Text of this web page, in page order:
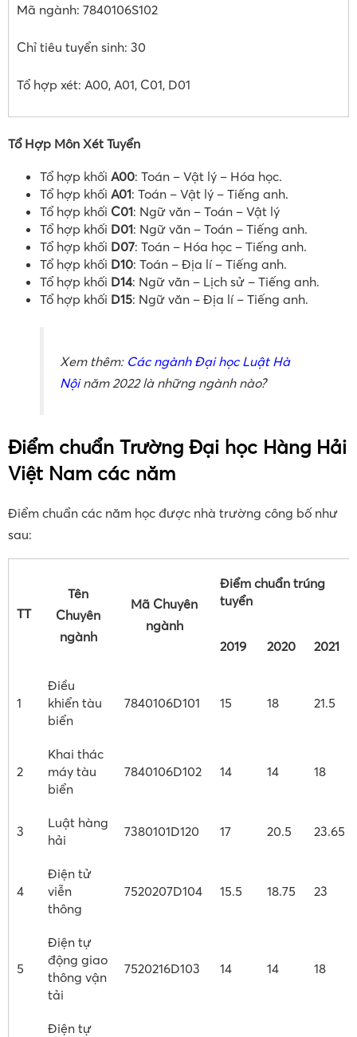
Mã ngành: 7840106S102
Chỉ tiêu tuyển sinh: 30
Tổ hợp xét: A00, A01, C01, D01
Tổ Hợp Môn Xét Tuyển
Tổ hợp khối A00: Toán – Vật lý – Hóa học.
Tổ hợp khối A01: Toán – Vật lý – Tiếng anh.
Tổ hợp khối C01: Ngữ văn – Toán – Vật lý
Tổ hợp khối D01: Ngữ văn – Toán – Tiếng anh.
Tổ hợp khối D07: Toán – Hóa học – Tiếng anh.
Tổ hợp khối D10: Toán – Địa lí – Tiếng anh.
Tổ hợp khối D14: Ngữ văn – Lịch sử – Tiếng anh.
Tổ hợp khối D15: Ngữ văn – Địa lí – Tiếng anh.
Xem thêm: Các ngành Đại học Luật Hà
Nộinăm 2022 là những ngành nào?
Điểm chuẩn Trường Đại học Hàng Hải
Việt Nam các năm
Điểm chuẩn các năm học được nhà trường công bố như
sau:
TT
Tên
Chuyên
ngành
Mã Chuyên
ngành
Điểm chuẩn trúng
tuyển
2019 2020 2021
1
Điều
khiển tàu
biển
7840106D101 15 18 21.5
2
Khai thác
máy tàu
biển
7840106D102 14 14 18
3
Luật hàng
hải
7380101D120 17 20.5 23.65
4
Điện tử
viễn
thông
7520207D104 15.5 18.75 23
5
Điện tự
động giao
thông vận
tải
7520216D103 14 14 18
Điện tự